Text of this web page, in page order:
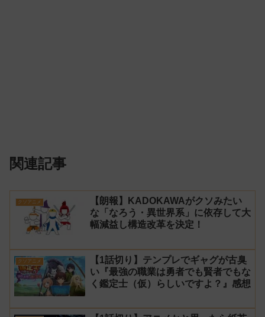
関連記事
クソアニメ
【朗報】KADOKAWAがクソみたい
な「なろう・異世界系」に依存して大
幅減益し構造改革を決定！
クソアニメ
【1話切り】テンプレでギャグが古臭
い『最強の職業は勇者でも賢者でもな
く鑑定士（仮）らしいですよ？』感想